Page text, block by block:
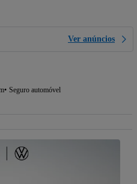
Ver anúncios
Seguro automóvel